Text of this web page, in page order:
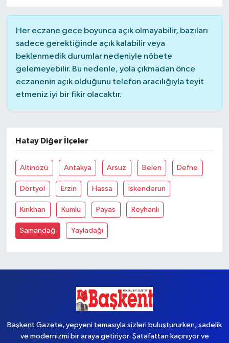
Her eczane gece boyunca açık olmayabilir, bazıları
sadece gerektiğinde açık kalabilir veya
beklenmedik durumlar nedeniyle nöbete
gelemeyebilir. Bu nedenle, yola çıkmadan önce
eczanenin açık olduğunu telefon aracılığıyla teyit
etmeniz iyi bir fikir olacaktır.
Hatay Diğer İlçeler
Altinözü Antakya Arsuz Belen Defne
Dörtyol Erzin Hassa İskenderun
Kirikhan Kumlu Payas Reyhanli
Samandağ Yayladaği
Başkent Gazete, yepyeni temasıyla sizleri buluştururken, sadelik
ve modernizmi bir araya getiriyor. Şatafattan kaçınıyor ve